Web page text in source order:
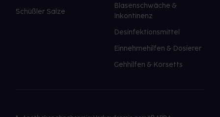
Schüßler Salze
Blasenschwäche &
Inkontinenz
Desinfektionsmittel
Einnehmehilfen & Dosierer
Gehhilfen & Korsetts